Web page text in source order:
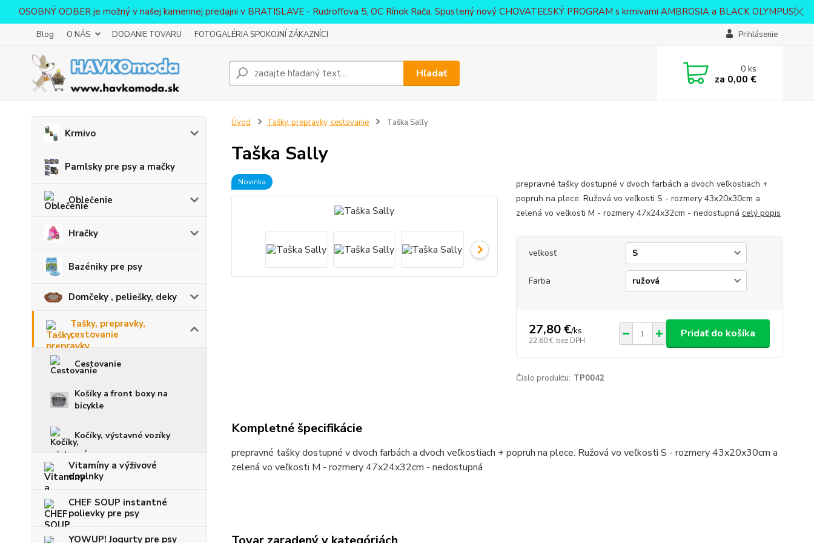
OSOBNÝ ODBER je možný v našej kamennej predajni v BRATISLAVE - Rudroffova 5, OC Rínok Rača. Spustený nový CHOVATEĽSKÝ PROGRAM s krmivami AMBROSIA a BLACK OLYMPUS!
Blog O NÁS DODANIE TOVARU FOTOGALÉRIA SPOKOJNÍ ZÁKAZNÍCI Prihlásenie
Hľadať 0ks
za 0,00 €
Krmivo
Pamlsky pre psy a mačky
Oblečenie
Hračky
Bazéniky pre psy
Domčeky , peliešky, deky
Tašky, prepravky,
cestovanie
Cestovanie
Košíky a front boxy na
bicykle
Kočíky, výstavné vozíky
Vitamíny a výživové
doplnky
CHEF SOUP instantné
polievky pre psy
YOWUP! Jogurty pre psy
Úvod Tašky, prepravky, cestovanie Taška Sally
Taška Sally
Novinka
prepravné tašky dostupné v dvoch farbách a dvoch veľkostiach +
popruh na plece. Ružová vo veľkosti S - rozmery 43x20x30cm a
zelená vo veľkosti M - rozmery 47x24x32cm - nedostupná celý popis
veľkosť
Farba
27,80 €/ks
22,60 € bez DPH
Pridať do košíka
Číslo produktu: TP0042
Kompletné špecifikácie
prepravné tašky dostupné v dvoch farbách a dvoch veľkostiach + popruh na plece. Ružová vo veľkosti S - rozmery 43x20x30cm a
zelená vo veľkosti M - rozmery 47x24x32cm - nedostupná